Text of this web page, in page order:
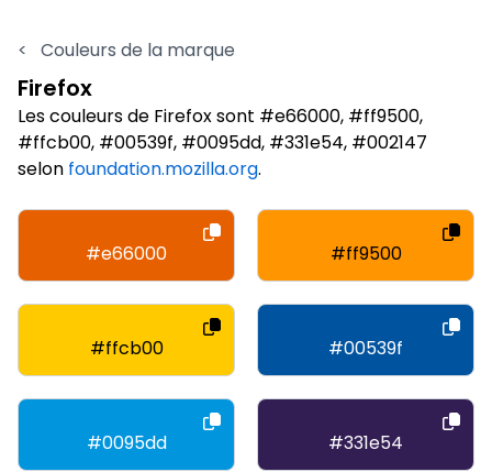
< Couleurs de la marque
Firefox
Les couleurs de Firefox sont #e66000, #ff9500,
#ffcb00, #00539f, #0095dd, #331e54, #002147
selon foundation.mozilla.org.
#e66000 #ff9500
#ffcb00 #00539f
#0095dd #331e54